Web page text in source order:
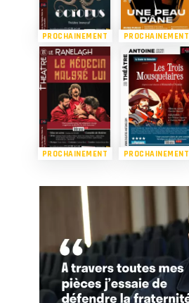
PROCHAINEMENT PROCHAINEMENT
PROCHAINEMENT PROCHAINEMENT